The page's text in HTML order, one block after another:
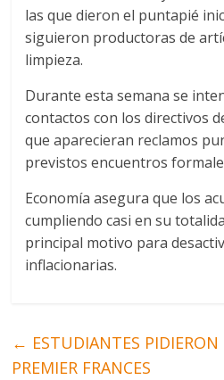
las que dieron el puntapié
siguieron productoras de
limpieza.
Durante esta semana se
contactos con los directivos
que aparecieran reclamos
previstos encuentros
Economía asegura que los
cumpliendo casi en su
principal motivo para
inflacionarias.
← ESTUDIANTES
PREMIER FRANCES